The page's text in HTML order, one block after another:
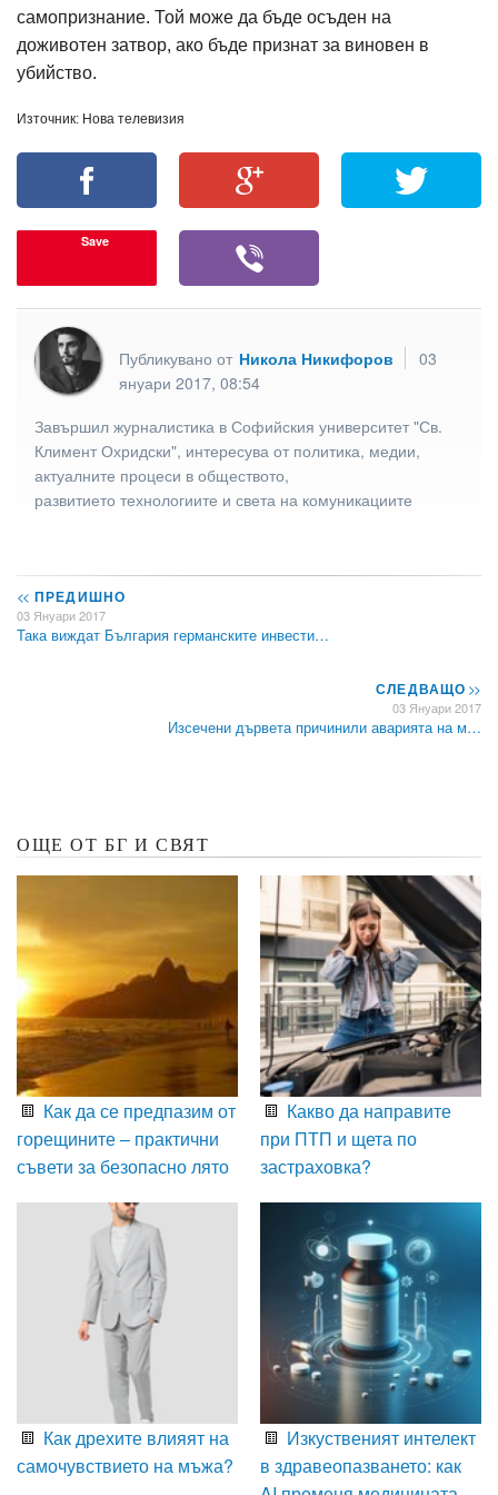
самопризнание. Той може да бъде осъден на
доживотен затвор, ако бъде признат за виновен в
убийство.
Източник: Нова телевизия
Save
Публикувано от Никола Никифоров
03
януари 2017, 08:54
Завършил журналистика в Софийския университет "Св.
Климент Охридски", интересува от политика, медии,
актуалните процеси в обществото,
развитието технологиите и света на комуникациите
<< ПРЕДИШНО
03 Януари 2017
Така виждат България германските инвести…
СЛЕДВАЩО>>
03 Януари 2017
Изсечени дървета причинили аварията на м…
ОЩЕ ОТ БГ И СВЯТ
Как да се предпазим от
горещините – практични
съвети за безопасно лято
Какво да направите
при ПТП и щета по
застраховка?
Как дрехите влияят на
самочувствието на мъжа?
Изкуственият интелект
в здравеопазването: как